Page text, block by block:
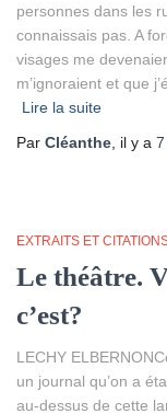
personnes dans les
connaissais pas. A
visages me
m’ignoraient et que
Lire la suite
Par Cléanthe , il y a
EXTRAITS ET
Le théâtre.
c’est?
LECHY
un journal qu’on a
au-dessus de cette